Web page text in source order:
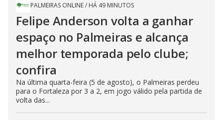
PALMEIRAS ONLINE/ HÁ 49 MINUTOS
Felipe Anderson volta a ganhar
espaço no Palmeiras e alcança
melhor temporada pelo clube;
confira
Na última quarta-feira (5 de agosto), o Palmeiras perdeu
para o Fortaleza por 3 a 2, em jogo válido pela partida de
volta das...